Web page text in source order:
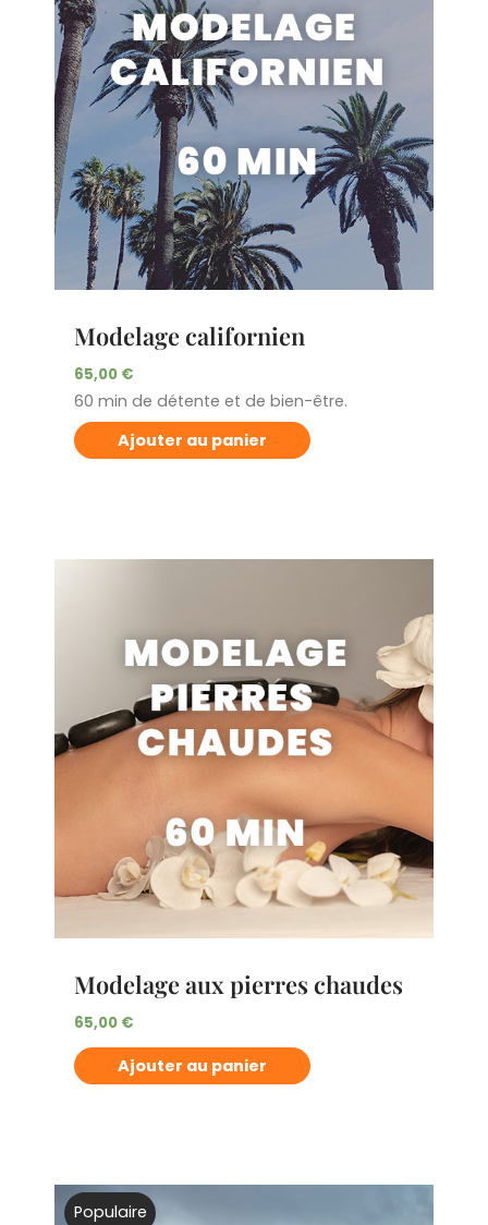
Modelage californien
65,00 €
60 min de détente et de bien-être.
Ajouter au panier
Modelage aux pierres chaudes
65,00 €
Ajouter au panier
Populaire